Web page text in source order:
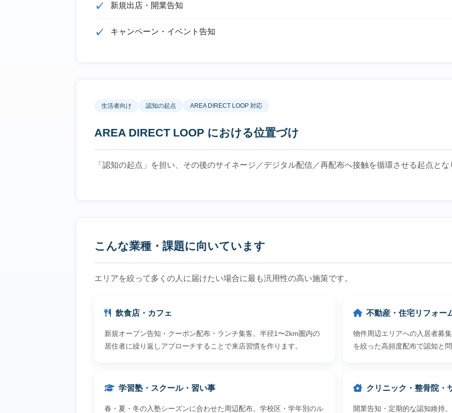
新規出店・開業告知
キャンペーン・イベント告知
生活者向け 認知の起点 AREA DIRECT LOOP 対応
AREA DIRECT LOOP における位置づけ
「認知の起点」を担い、その後のサイネージ／デジタル配信／再配布へ接触を循環させる起点とな
こんな業種・課題に向いています
エリアを絞って多くの人に届けたい場合に最も汎用性の高い施策です。
飲食店・カフェ
新規オープン告知・クーポン配布・ランチ集客。半径1〜2km圏内の
居住者に繰り返しアプローチすることで来店習慣を作ります。
不動産・住宅リフォー
物件周辺エリアへの入居者募
を絞った高頻度配布で認知と
学習塾・スクール・習い事
春・夏・冬の入塾シーズンに合わせた周辺配布。学校区・学年別のル
クリニック・整骨院・
開業告知・定期的な認知維持